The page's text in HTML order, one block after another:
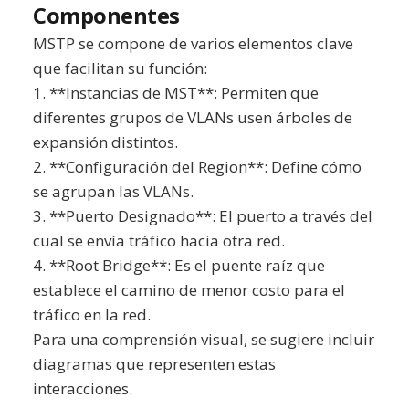
Componentes
MSTP se compone de varios elementos clave
que facilitan su función:
1. **Instancias de MST**: Permiten que
diferentes grupos de VLANs usen árboles de
expansión distintos.
2. **Configuración del Region**: Define cómo
se agrupan las VLANs.
3. **Puerto Designado**: El puerto a través del
cual se envía tráfico hacia otra red.
4. **Root Bridge**: Es el puente raíz que
establece el camino de menor costo para el
tráfico en la red.
Para una comprensión visual, se sugiere incluir
diagramas que representen estas
interacciones.